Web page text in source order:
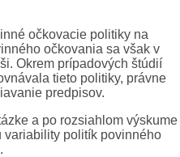
očkovacie politiky na
očkovania sa však v
Okrem prípadových štúdií
tieto politiky, právne
predpisov.
a po rozsiahlom výskume
politík povinného